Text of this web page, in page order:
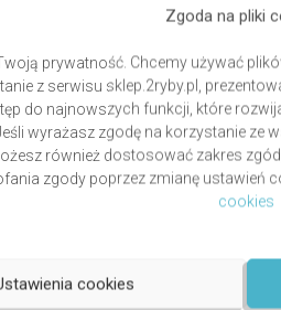
Zgoda na pliki
prywatność. Chcemy używać
z serwisu sklep.2ryby.pl,
do najnowszych funkcji, które
wyrażasz zgodę na korzystanie ze
również dostosować zakres
zgody poprzez zmianę ustawień
cookies
cookies